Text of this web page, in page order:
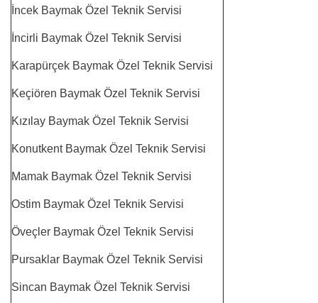
İncek Baymak Özel Teknik Servisi
İncirli Baymak Özel Teknik Servisi
Karapürçek Baymak Özel Teknik Servisi
Keçiören Baymak Özel Teknik Servisi
Kızılay Baymak Özel Teknik Servisi
Konutkent Baymak Özel Teknik Servisi
Mamak Baymak Özel Teknik Servisi
Ostim Baymak Özel Teknik Servisi
Öveçler Baymak Özel Teknik Servisi
Pursaklar Baymak Özel Teknik Servisi
Sincan Baymak Özel Teknik Servisi